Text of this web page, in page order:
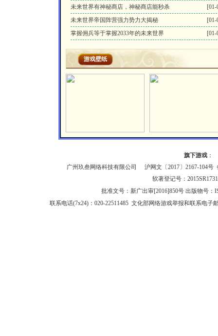
[01-
未来世界有神秘商店，神秘商店能秒杀
[01-
未来世界帝国阵营强力势力大揭秘
[01-
掌握佣兵等于掌握2033年的未来世界
游戏壁纸
旗下游戏：
广州玖叁网络科技有限公司
沪网文〔2017〕2167-104号
软著登记号：
批准文号：新广出审[2016]850号 出版物号：
联系电话(7x24)：020-22511485 文化部网络游戏举报和联系电